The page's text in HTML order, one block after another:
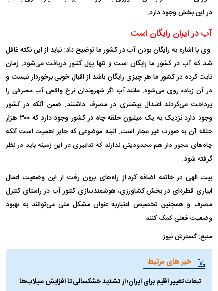
در این بخش وجود دارد.
آب در ایران رایگان است
وی با اشاره به رایگان بودن آب در کشور ما توضیح داد: نباید از این نکته غافل
شد که آب در کشور ما رایگان است و تنها پول کنتور دریافت می‌شود. زمان
ثابت کرده در کشور ما هر چیزی رایگان باشد از اقبال خوبی برخوردار نیست و
در آن زیاده روی می‌شود. مانند آب اگر شهروندان نرخ واقعی آب مصرفی را
پرداخت می‌کردند اعتدال بیشتری در مصرف داشتند. ضمن آنکه در کشور
وجود دارد نزدیک به یک میلیون حلقه چاه در کشور وجود دارد که ۳۰۰ هزار
حلقه آن به صورت غیر مجاز است. البته موضوعی که حایز اهمیت است آنکه
چاه‌های مجوز دار هم محدودیتی ندارند که تدابیری در این زمینه باید در نظر
گرفته شود.
بیت الهی در خاتمه اضافه کرد:از راه‌های برون رفت از این وضعیت اعمال
ابیاری قطره‌ای در بخش کشاورزی، هوشمند‌سازی کنتور آب در راستای کنترل
مصرف و همچنین تخصیص اعتباربه عنوان مشکل ملی می‌توانند به بهبود
وضعیت فعلی کمک کنند.
منبع: گسترش نیوز
خبر های مرتبط
تبعات تغییر اقلیم برای ایران؛ از تشدید خشکسالی تا افزایش سیلاب‌ها